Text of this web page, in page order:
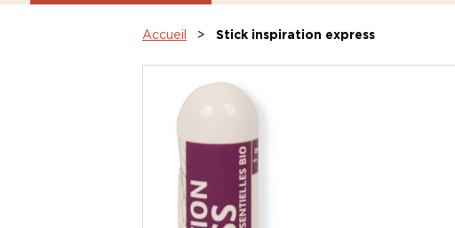
Accueil Stick inspiration express